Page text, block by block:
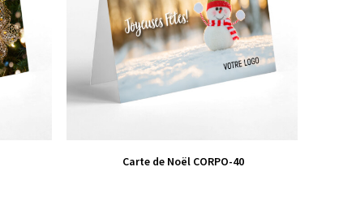
VIEW PRODUCT
Carte de Noël CORPO-40